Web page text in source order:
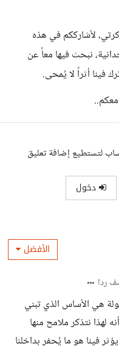
لأشارككم في هذه
نبحث فيها معاً عن
فينا أثراً لا يُمحى.
لتستطيع إضافة تعليق
دخول
الأفضل
ردا
هي الأساس الذي تبني
لهذا نتذكر ملامح منها
فينا هو ما يُحفر بداخلنا